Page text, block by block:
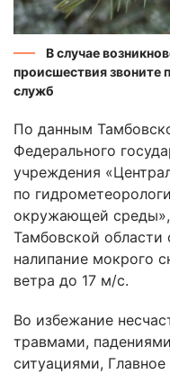
В случае
происшествия звоните
служб
По данным
Федерального
учреждения
по
окружающей среды»,
Тамбовской
налипание мокрого
ветра до 17 м/с.
Во избежание
травмами,
ситуациями,